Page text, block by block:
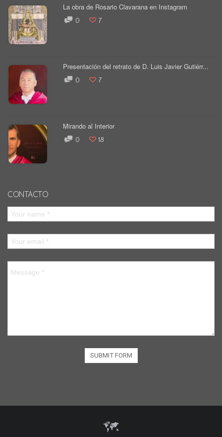
La obra de Rosario Clavarana en Instagram
0 7
Presentación del retrato de D. Luis Javier Gutiérr...
0 7
Mirando al Interior
0 18
CONTACTO